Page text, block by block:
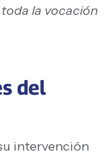
la vocación
del
intervención